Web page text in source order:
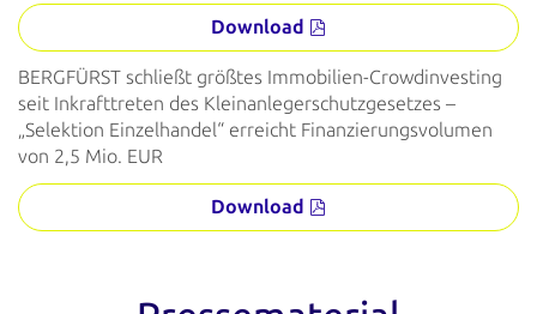
Download
BERGFÜRST schließt größtes Immobilien-Crowdinvesting
seit Inkrafttreten des Kleinanlegerschutzgesetzes –
„Selektion Einzelhandel“ erreicht Finanzierungsvolumen
von 2,5 Mio. EUR
Download